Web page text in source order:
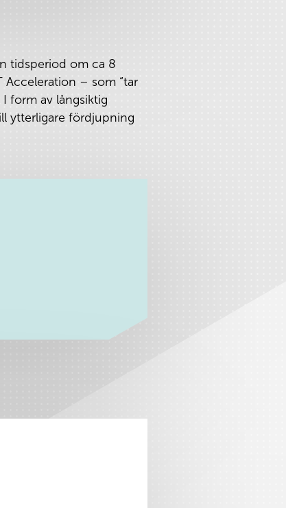
tidsperiod om ca 8
– som “tar
form av långsiktig
ytterligare fördjupning